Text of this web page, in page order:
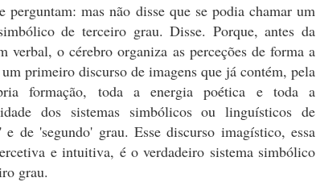
perguntam: mas não disse que se podia chamar um
de terceiro grau. Disse. Porque, antes da
verbal, o cérebro organiza as perceções de forma a
primeiro discurso de imagens que já contém, pela
formação, toda a energia poética e toda a
dos sistemas simbólicos ou linguísticos de
e de 'segundo' grau. Esse discurso imagístico, essa
e intuitiva, é o verdadeiro sistema simbólico
grau.